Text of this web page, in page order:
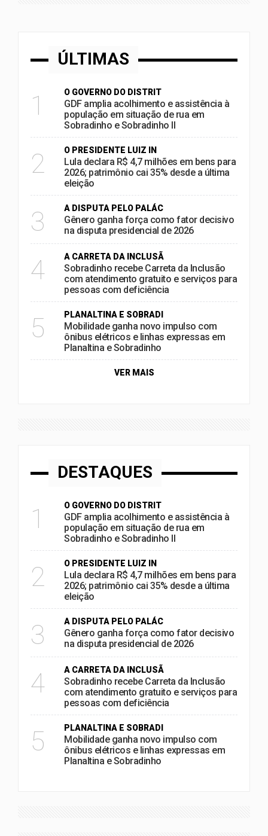
ÚLTIMAS
1 O GOVERNO DO DISTRIT
GDF amplia acolhimento e assistência à
população em situação de rua em
Sobradinho e Sobradinho II
2 O PRESIDENTE LUIZ IN
Lula declara R$ 4,7 milhões em bens para
2026; patrimônio cai 35% desde a última
eleição
3 A DISPUTA PELO PALÁC
Gênero ganha força como fator decisivo
na disputa presidencial de 2026
4 A CARRETA DA INCLUSÃ
Sobradinho recebe Carreta da Inclusão
com atendimento gratuito e serviços para
pessoas com deficiência
5 PLANALTINA E SOBRADI
Mobilidade ganha novo impulso com
ônibus elétricos e linhas expressas em
Planaltina e Sobradinho
VER MAIS
DESTAQUES
1 O GOVERNO DO DISTRIT
GDF amplia acolhimento e assistência à
população em situação de rua em
Sobradinho e Sobradinho II
2 O PRESIDENTE LUIZ IN
Lula declara R$ 4,7 milhões em bens para
2026; patrimônio cai 35% desde a última
eleição
3 A DISPUTA PELO PALÁC
Gênero ganha força como fator decisivo
na disputa presidencial de 2026
4 A CARRETA DA INCLUSÃ
Sobradinho recebe Carreta da Inclusão
com atendimento gratuito e serviços para
pessoas com deficiência
5 PLANALTINA E SOBRADI
Mobilidade ganha novo impulso com
ônibus elétricos e linhas expressas em
Planaltina e Sobradinho